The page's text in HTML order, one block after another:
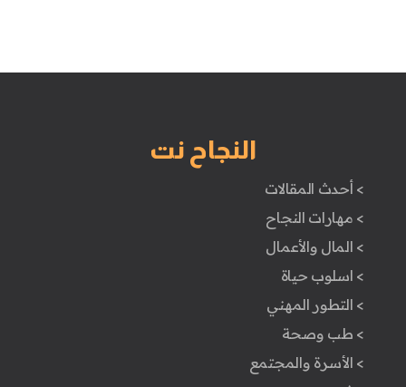
النجاح نت
> أحدث المقالات
> مهارات النجاح
> المال والأعمال
> اسلوب حياة
> التطور المهني
> طب وصحة
> الأسرة والمجتمع